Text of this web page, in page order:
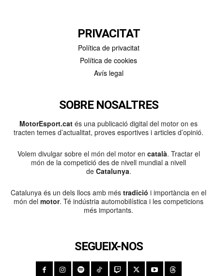
PRIVACITAT
Política de privacitat
Política de cookies
Avís legal
SOBRE NOSALTRES
MotorEsport.cat és una publicació digital del motor on es
tracten temes d’actualitat, proves esportives i articles d’opinió.
Volem divulgar sobre el món del motor en català. Tractar el
món de la competició des de nivell mundial a nivell
de Catalunya.
Catalunya és un dels llocs amb més tradició i importància en el
món del motor. Té indústria automobilística i les competicions
més importants.
SEGUEIX-NOS